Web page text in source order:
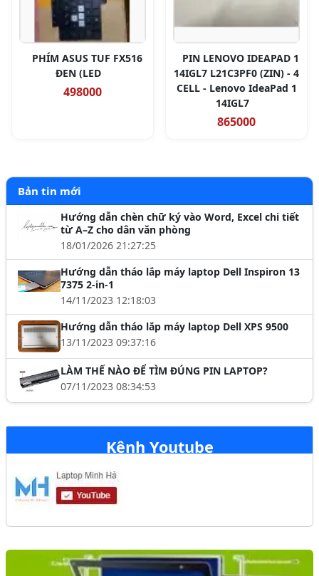
PHÍM ASUS TUF FX516
ĐEN (LED
498000
PIN LENOVO IDEAPAD 1
14IGL7 L21C3PF0 (ZIN) - 4
CELL - Lenovo IdeaPad 1
14IGL7
865000
Bản tin mới
Hướng dẫn chèn chữ ký vào Word, Excel chi tiết
từ A–Z cho dân văn phòng
18/01/2026 21:27:25
Hướng dẫn tháo lắp máy laptop Dell Inspiron 13
7375 2-in-1
14/11/2023 12:18:03
Hướng dẫn tháo lắp máy laptop Dell XPS 9500
13/11/2023 09:37:16
LÀM THẾ NÀO ĐỂ TÌM ĐÚNG PIN LAPTOP?
07/11/2023 08:34:53
Kênh Youtube